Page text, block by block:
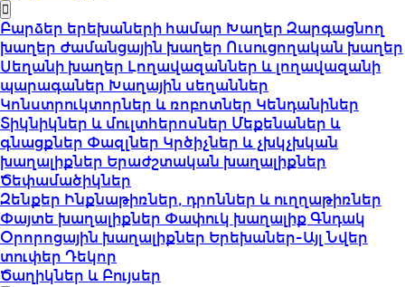
Բարձեր երեխաների համար Խաղեր Զարգացնող
խաղեր Ժամանցային խաղեր Ուսուցողական խաղեր
Սեղանի խաղեր Լողավազաններ և լողավազանի
պարագաներ Խաղային սեղաններ
Կոնստրուկտորներ և ռոբոտներ Կենդանիներ
Տիկնիկներ և մուլտհերոսներ Մեքենաներ և
գնացքներ Փազլներ Կրծիչներ և չխկչխկան
խաղալիքներ Երաժշտական խաղալիքներ
Ծեփամածիկներ
Զենքեր Ինքնաթիռներ, դրոններ և ուղղաթիռներ
Փայտե խաղալիքներ Փափուկ խաղալիքԳնդակ
Օրորոցային խաղալիքներ Երեխաներ-ԱյլՆվեր
տուփեր Դեկոր
Ծաղիկներ և Բույսեր